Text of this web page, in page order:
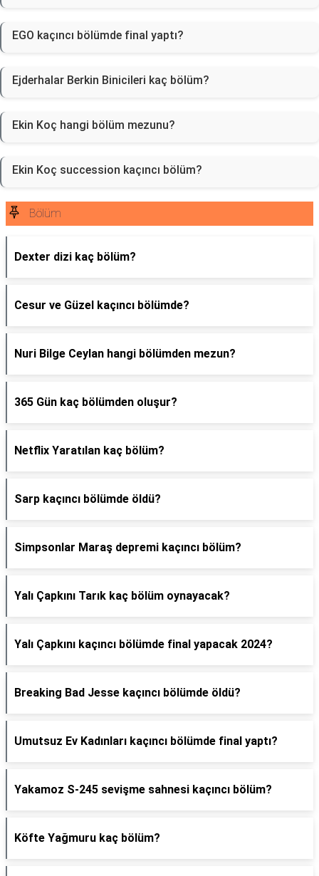
EGO kaçıncı bölümde final yaptı?
Ejderhalar Berkin Binicileri kaç bölüm?
Ekin Koç hangi bölüm mezunu?
Ekin Koç succession kaçıncı bölüm?
Bölüm
Dexter dizi kaç bölüm?
Cesur ve Güzel kaçıncı bölümde?
Nuri Bilge Ceylan hangi bölümden mezun?
365 Gün kaç bölümden oluşur?
Netflix Yaratılan kaç bölüm?
Sarp kaçıncı bölümde öldü?
Simpsonlar Maraş depremi kaçıncı bölüm?
Yalı Çapkını Tarık kaç bölüm oynayacak?
Yalı Çapkını kaçıncı bölümde final yapacak 2024?
Breaking Bad Jesse kaçıncı bölümde öldü?
Umutsuz Ev Kadınları kaçıncı bölümde final yaptı?
Yakamoz S-245 sevişme sahnesi kaçıncı bölüm?
Köfte Yağmuru kaç bölüm?